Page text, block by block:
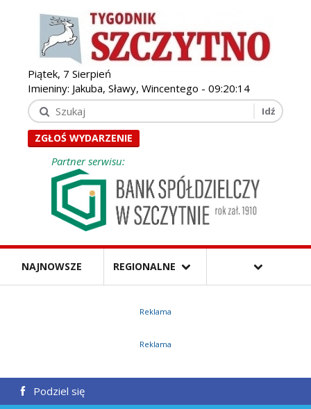
Piątek, 7 Sierpień
Imieniny: Jakuba, Sławy, Wincentego - 09:20:16
ZGŁOŚ WYDARZENIE
Partner serwisu:
NAJNOWSZE REGIONALNE
Reklama
Reklama
Podziel się